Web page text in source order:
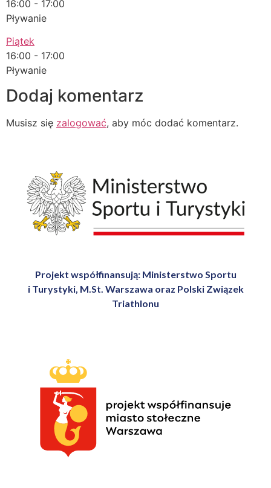
16:00 - 17:00
Pływanie
Piątek
16:00 - 17:00
Pływanie
Dodaj komentarz
Musisz się zalogować, aby móc dodać komentarz.
Projekt współfinansują: Ministerstwo Sportu
i Turystyki, M.St. Warszawa oraz Polski Związek
Triathlonu